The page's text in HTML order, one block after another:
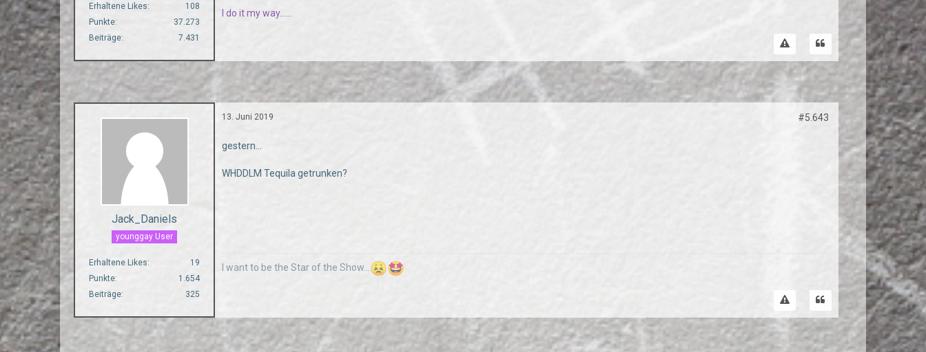
Erhaltene Likes
108
Punkte
37.273
Beiträge
7.431
I do it my way......
Jack_Daniels
younggay User
Erhaltene Likes
19
Punkte
1.654
Beiträge
325
13. Juni 2019 #5.643
gestern...
WHDDLM Tequila getrunken?
I want to be the Star of the Show...